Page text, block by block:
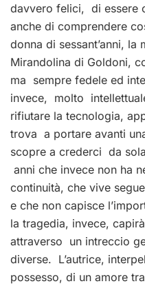
davvero felici, di essere
anche di comprendere
donna di sessant’anni, la
Mirandolina di Goldoni,
ma sempre fedele ed
invece, molto
rifiutare la tecnologia,
trova a portare avanti
scopre a crederci da
anni che invece non ha
continuità, che vive
e che non capisce
la tragedia, invece,
attraverso un intreccio
diverse. L’autrice,
possesso, di un amore